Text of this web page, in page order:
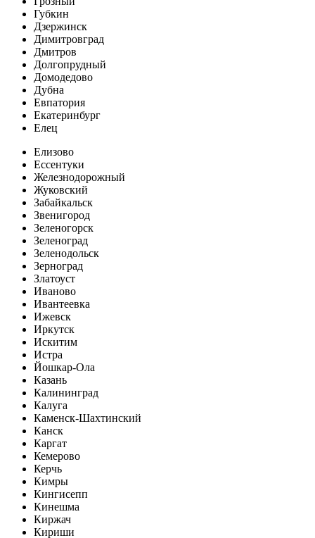
Губкин
Дзержинск
Димитровград
Дмитров
Долгопрудный
Домодедово
Дубна
Евпатория
Екатеринбург
Елец
Елизово
Ессентуки
Железнодорожный
Жуковский
Забайкальск
Звенигород
Зеленогорск
Зеленоград
Зеленодольск
Зерноград
Златоуст
Иваново
Ивантеевка
Ижевск
Иркутск
Искитим
Истра
Йошкар-Ола
Казань
Калининград
Калуга
Каменск-Шахтинский
Канск
Каргат
Кемерово
Керчь
Кимры
Кингисепп
Кинешма
Киржач
Кириши